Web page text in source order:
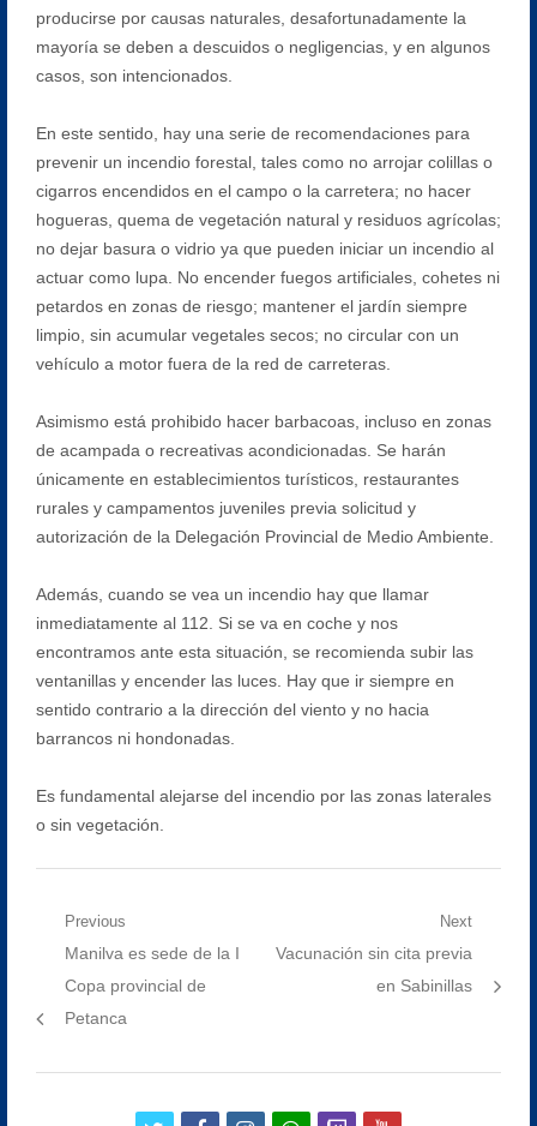
producirse por causas naturales, desafortunadamente la
mayoría se deben a descuidos o negligencias, y en algunos
casos, son intencionados.
En este sentido, hay una serie de recomendaciones para
prevenir un incendio forestal, tales como no arrojar colillas o
cigarros encendidos en el campo o la carretera; no hacer
hogueras, quema de vegetación natural y residuos agrícolas;
no dejar basura o vidrio ya que pueden iniciar un incendio al
actuar como lupa. No encender fuegos artificiales, cohetes ni
petardos en zonas de riesgo; mantener el jardín siempre
limpio, sin acumular vegetales secos; no circular con un
vehículo a motor fuera de la red de carreteras.
Asimismo está prohibido hacer barbacoas, incluso en zonas
de acampada o recreativas acondicionadas. Se harán
únicamente en establecimientos turísticos, restaurantes
rurales y campamentos juveniles previa solicitud y
autorización de la Delegación Provincial de Medio Ambiente.
Además, cuando se vea un incendio hay que llamar
inmediatamente al 112. Si se va en coche y nos
encontramos ante esta situación, se recomienda subir las
ventanillas y encender las luces. Hay que ir siempre en
sentido contrario a la dirección del viento y no hacia
barrancos ni hondonadas.
Es fundamental alejarse del incendio por las zonas laterales
o sin vegetación.
Navegación
entradas
Previous
Previous
post:
Manilva es sede de la I
Copa provincial de
Petanca
Next
Next
Vacunación sin cita previa
en Sabinillas